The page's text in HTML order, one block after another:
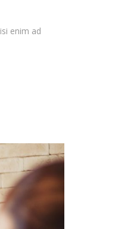
enim ad